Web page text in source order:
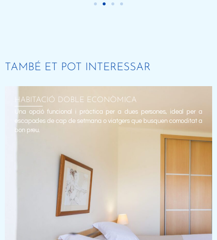
TAMBÉ ET POT INTERESSAR
HABITACIÓ DOBLE ECONÒMICA
Una opció funcional i pràctica per a dues persones, ideal per a
escapades de cap de setmana o viatgers que busquen comoditat a
bon preu.